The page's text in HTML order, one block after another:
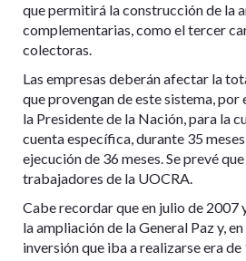
que permitirá la construcción de la
complementarias, como el tercer
colectoras.
Las empresas deberán afectar la
que provengan de este sistema,
la Presidente de la Nación, para la
cuenta específica, durante 35
ejecución de 36 meses. Se prevé
trabajadores de la UOCRA.
Cabe recordar que en julio de 2007
la ampliación de la General Paz y,
inversión que iba a realizarse era